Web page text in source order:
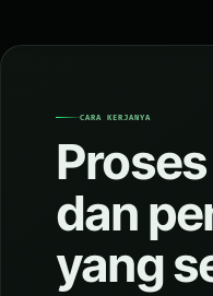
CARA KERJANYA
dan
yang